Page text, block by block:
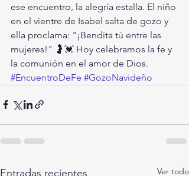
ese encuentro, la alegría estalla. El niño
en el vientre de Isabel salta de gozo y
ella proclama: "¡Bendita tú entre las
mujeres!" 🤰💓 Hoy celebramos la fe y
la comunión en el amor de Dios.
#EncuentroDeFe #GozoNavideño
Entradas recientes Ver todo